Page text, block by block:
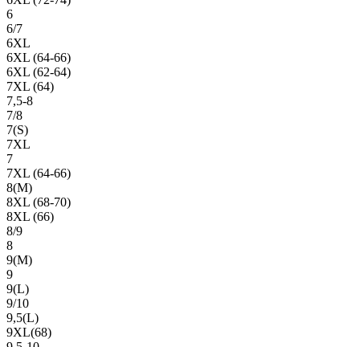
6
6/7
6XL
6XL (64-66)
6XL (62-64)
7XL (64)
7,5-8
7/8
7(S)
7XL
7
7XL (64-66)
8(М)
8XL (68-70)
8XL (66)
8/9
8
9(М)
9
9(L)
9/10
9,5(L)
9XL(68)